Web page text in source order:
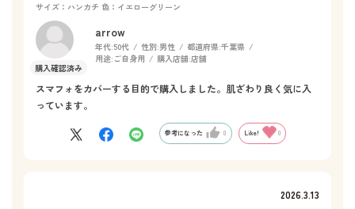
サイズ：ハンカチ 色：イエローグリーン
arrow
年代:50代 性別:男性 都道府県:千葉県
用途: ご自身用 購入店舗:店舗
スマフォをカバーする目的で購入しました。肌ざわり良く気に入
っています。
参考になった 0 Like! 0
2026.3.13